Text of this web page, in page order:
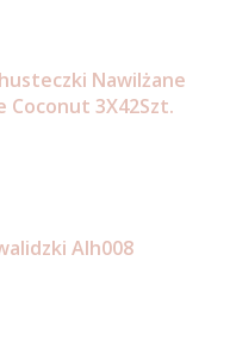
Nawilżane
Coconut 3X42Szt.
Alh008